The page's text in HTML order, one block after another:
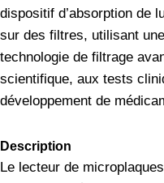
dispositif d’absorption de
sur des filtres, utilisant
technologie de filtrage
scientifique, aux tests
développement de
Description
Le lecteur de